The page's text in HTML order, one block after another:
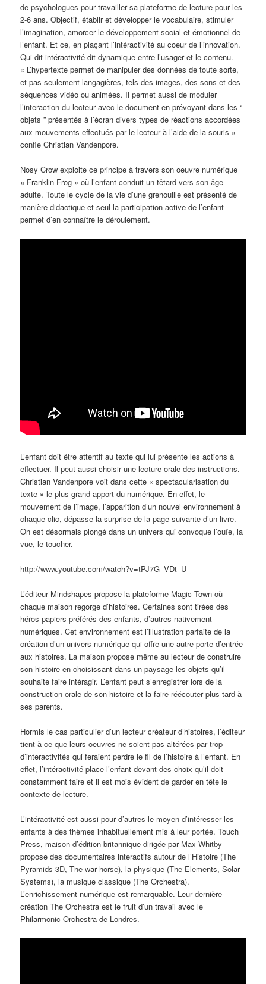
de psychologues pour travailler sa plateforme de lecture pour les
2-6 ans. Objectif, établir et développer le vocabulaire, stimuler
l’imagination, amorcer le développement social et émotionnel de
l’enfant. Et ce, en plaçant l’intéractivité au coeur de l’innovation.
Qui dit intéractivité dit dynamique entre l’usager et le contenu.
« L’hypertexte permet de manipuler des données de toute sorte,
et pas seulement langagières, tels des images, des sons et des
séquences vidéo ou animées. Il permet aussi de moduler
l’interaction du lecteur avec le document en prévoyant dans les “
objets ” présentés à l’écran divers types de réactions accordées
aux mouvements effectués par le lecteur à l’aide de la souris »
confie Christian Vandenpore.
Nosy Crow exploite ce principe à travers son oeuvre numérique
« Franklin Frog » où l’enfant conduit un têtard vers son âge
adulte. Toute le cycle de la vie d’une grenouille est présenté de
manière didactique et seul la participation active de l’enfant
permet d’en connaître le déroulement.
L’enfant doit être attentif au texte qui lui présente les actions à
effectuer. Il peut aussi choisir une lecture orale des instructions.
Christian Vandenpore voit dans cette « spectacularisation du
texte » le plus grand apport du numérique. En effet, le
mouvement de l’image, l’apparition d’un nouvel environnement à
chaque clic, dépasse la surprise de la page suivante d’un livre.
On est désormais plongé dans un univers qui convoque l’ouïe, la
vue, le toucher.
http://www.youtube.com/watch?v=tPJ7G_VDt_U
L’éditeur Mindshapes propose la plateforme Magic Town où
chaque maison regorge d’histoires. Certaines sont tirées des
héros papiers préférés des enfants, d’autres nativement
numériques. Cet environnement est l’illustration parfaite de la
création d’un univers numérique qui offre une autre porte d’entrée
aux histoires. La maison propose même au lecteur de construire
son histoire en choisissant dans un paysage les objets qu’il
souhaite faire intéragir. L’enfant peut s’enregistrer lors de la
construction orale de son histoire et la faire réécouter plus tard à
ses parents.
Hormis le cas particulier d’un lecteur créateur d’histoires, l’éditeur
tient à ce que leurs oeuvres ne soient pas altérées par trop
d’interactivités qui feraient perdre le fil de l’histoire à l’enfant. En
effet, l’intéractivité place l’enfant devant des choix qu’il doit
constamment faire et il est mois évident de garder en tête le
contexte de lecture.
L’intéractivité est aussi pour d’autres le moyen d’intéresser les
enfants à des thèmes inhabituellement mis à leur portée. Touch
Press, maison d’édition britannique dirigée par Max Whitby
propose des documentaires interactifs autour de l’Histoire (The
Pyramids 3D, The war horse), la physique (The Elements, Solar
Systems), la musique classique (The Orchestra).
L’enrichissement numérique est remarquable. Leur dernière
création The Orchestra est le fruit d’un travail avec le
Philarmonic Orchestra de Londres.